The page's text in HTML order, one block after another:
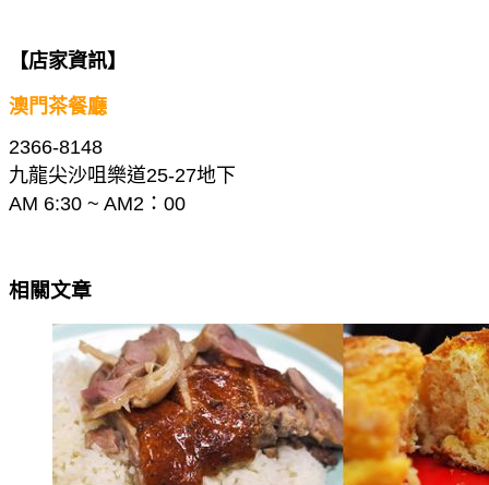
【店家資訊】
澳門茶餐廳
2366-8148
九龍尖沙咀樂道25-27地下
AM 6:30 ~ AM2：00
相關文章